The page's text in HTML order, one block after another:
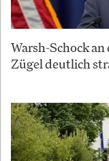
Warsh-Schock
Zügel deutlich